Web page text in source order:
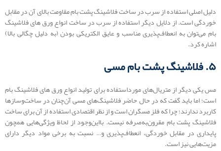
دلیل اصلی استفاده از سرب در ساخت فلاشینگ پشت بام مقاومت بالای آن در مقابل
خوردگی است. از دلایل دیگر استفاده از سرب در ساخت انواع ورق های فلاشینگ
بام می‌توان به انعطاف‌پذیری مناسب و عایق الکتریکی بودن (به دلیل چگالی بالا)
اشاره کرد.
۵. فلاشینگ پشت بام مسی
مس یکی دیگر از متریال‌های مورداستفاده برای تولید انواع ورق های فلاشینگ بام
است؛ اما باید گفت که در حال حاضر فلاشینگ‌های مسی آن‌چنان در ساخت‌وسازها
کاربرد ندارند؛ چرا که فلز مسگران است و از نظر اقتصادی استفاده از آن برای ساخت
فلاشینگ پشت بام مقرون‌به‌صرفه نیست. بااین‌وجود از لحاظ ویژگی‌هایی همچون
پایداری در مقابل خوردگی، انعطاف‌پذیری و… نسبت به برخی مواد دیگر دارای
مزیت‌هایی نیز است.